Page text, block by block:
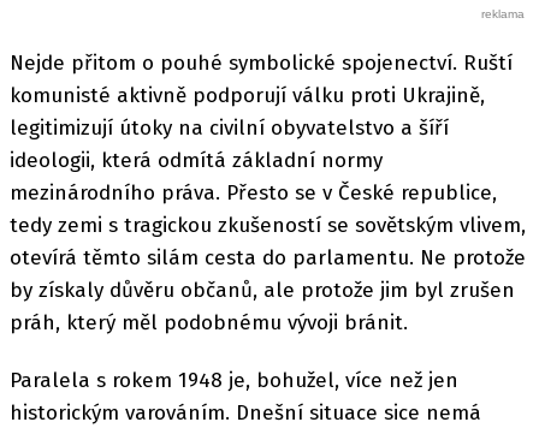
Nejde přitom o pouhé symbolické spojenectví. Ruští
komunisté aktivně podporují válku proti Ukrajině,
legitimizují útoky na civilní obyvatelstvo a šíří
ideologii, která odmítá základní normy
mezinárodního práva. Přesto se v České republice,
tedy zemi s tragickou zkušeností se sovětským vlivem,
otevírá těmto silám cesta do parlamentu. Ne protože
by získaly důvěru občanů, ale protože jim byl zrušen
práh, který měl podobnému vývoji bránit.
Paralela s rokem 1948 je, bohužel, více než jen
historickým varováním. Dnešní situace sice nemá